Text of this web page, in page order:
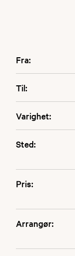
Fra:
Til:
Varighet:
Sted:
Pris:
Arrangør: